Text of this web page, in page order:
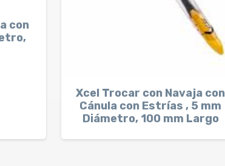
con
Xcel Trocar con Navaja con
Cánula con Estrías , 5 mm
Diámetro, 100 mm Largo